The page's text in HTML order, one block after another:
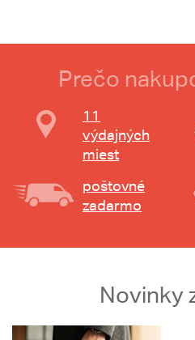
Prečo
11
výdajných
miest
poštovné
zadarmo
Novinky